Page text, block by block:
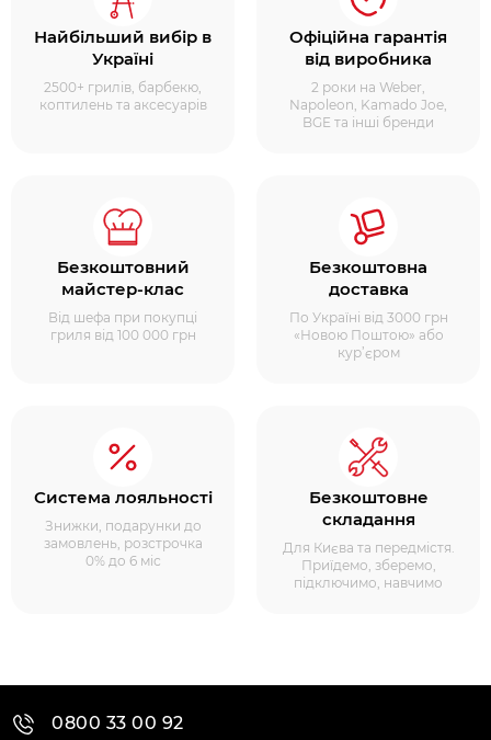
Найбільший вибір в
Україні
2500+ грилів, барбекю,
коптилень та аксесуарів
Офіційна гарантія
від виробника
2 роки на Weber,
Napoleon, Kamado Joe,
BGE та інші бренди
Безкоштовний
майстер-клас
Від шефа при покупці
гриля від 100 000 грн
Безкоштовна
доставка
По Україні від 3000 грн
«Новою Поштою» або
кур’єром
Система лояльності
Знижки, подарунки до
замовлень, розстрочка
0% до 6 міс
Безкоштовне
складання
Для Києва та передмістя.
Приїдемо, зберемо,
підключимо, навчимо
0800 33 00 92